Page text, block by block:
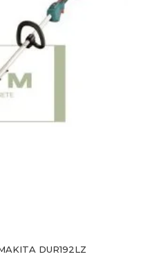
DUR192LZ